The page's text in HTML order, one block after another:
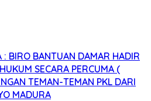
: BIRO BANTUAN DAMAR HADIR
SECARA PERCUMA (
TEMAN-TEMAN PKL DARI
MADURA